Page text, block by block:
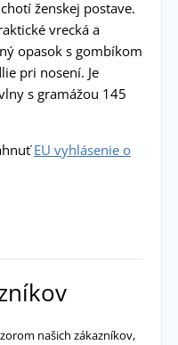
ženskej postave.
vrecká a
opasok s gombíkom
pri nosení. Je
s gramážou 145
EU vyhlásenie o
našich zákazníkov,